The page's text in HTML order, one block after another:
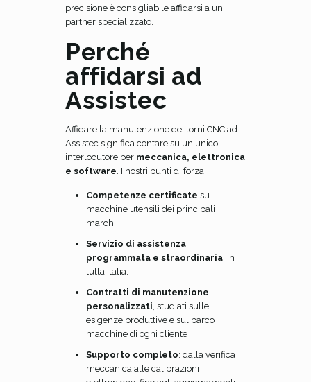
precisione è consigliabile affidarsi a un
partner specializzato.
Perché
affidarsi ad
Assistec
Affidare la manutenzione dei torni CNC ad
Assistec significa contare su un unico
interlocutore per meccanica, elettronica
e software. I nostri punti di forza:
Competenze certificate su
macchine utensili dei principali
marchi
Servizio di assistenza
programmata e straordinaria, in
tutta Italia.
Contratti di manutenzione
personalizzati, studiati sulle
esigenze produttive e sul parco
macchine di ogni cliente
Supporto completo: dalla verifica
meccanica alle calibrazioni